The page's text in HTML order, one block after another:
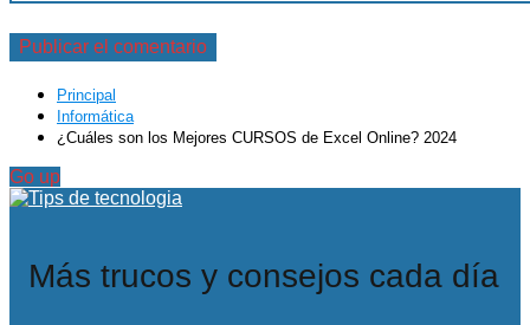
Principal
Informática
¿Cuáles son los Mejores CURSOS de Excel Online? 2024
Go up
Más trucos y consejos cada día